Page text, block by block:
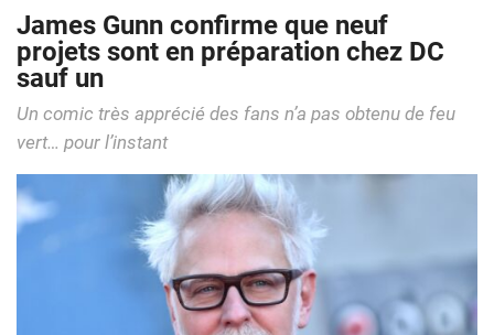
James Gunn confirme que neuf
projets sont en préparation chez DC
sauf un
Un comic très apprécié des fans n’a pas obtenu de feu
vert… pour l’instant